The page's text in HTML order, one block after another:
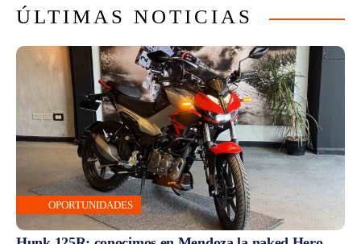
ÚLTIMAS NOTICIAS
OPORTUNIDADES